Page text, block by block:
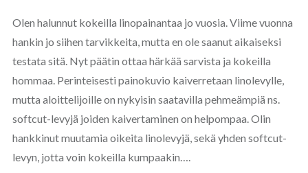
Olen halunnut kokeilla linopainantaa jo vuosia. Viime vuonna
hankin jo siihen tarvikkeita, mutta en ole saanut aikaiseksi
testata sitä. Nyt päätin ottaa härkää sarvista ja kokeilla
hommaa. Perinteisesti painokuvio kaiverretaan linolevylle,
mutta aloittelijoille on nykyisin saatavilla pehmeämpiä ns.
softcut-levyjä joiden kaivertaminen on helpompaa. Olin
hankkinut muutamia oikeita linolevyjä, sekä yhden softcut-
levyn, jotta voin kokeilla kumpaakin….